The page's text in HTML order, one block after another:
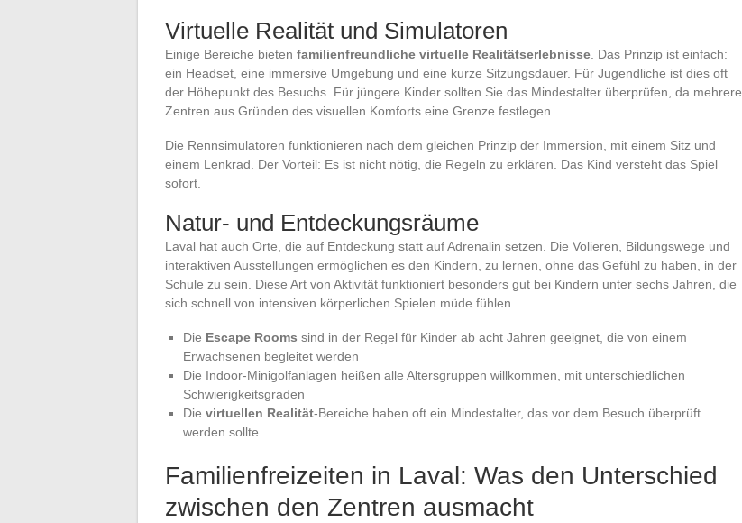
Virtuelle Realität und Simulatoren
Einige Bereiche bieten familienfreundliche virtuelle Realitätserlebnisse. Das Prinzip ist einfach:
ein Headset, eine immersive Umgebung und eine kurze Sitzungsdauer. Für Jugendliche ist dies oft
der Höhepunkt des Besuchs. Für jüngere Kinder sollten Sie das Mindestalter überprüfen, da mehrere
Zentren aus Gründen des visuellen Komforts eine Grenze festlegen.
Die Rennsimulatoren funktionieren nach dem gleichen Prinzip der Immersion, mit einem Sitz und
einem Lenkrad. Der Vorteil: Es ist nicht nötig, die Regeln zu erklären. Das Kind versteht das Spiel
sofort.
Natur- und Entdeckungsräume
Laval hat auch Orte, die auf Entdeckung statt auf Adrenalin setzen. Die Volieren, Bildungswege und
interaktiven Ausstellungen ermöglichen es den Kindern, zu lernen, ohne das Gefühl zu haben, in der
Schule zu sein. Diese Art von Aktivität funktioniert besonders gut bei Kindern unter sechs Jahren, die
sich schnell von intensiven körperlichen Spielen müde fühlen.
Die Escape Rooms sind in der Regel für Kinder ab acht Jahren geeignet, die von einem
Erwachsenen begleitet werden
Die Indoor-Minigolfanlagen heißen alle Altersgruppen willkommen, mit unterschiedlichen
Schwierigkeitsgraden
Die virtuellen Realität-Bereiche haben oft ein Mindestalter, das vor dem Besuch überprüft
werden sollte
Familienfreizeiten in Laval: Was den Unterschied
zwischen den Zentren ausmacht